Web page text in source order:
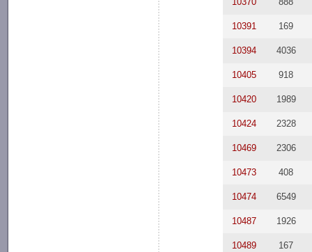
10391 169
10394 4036
10405 918
10420 1989
10424 2328
10469 2306
10473 408
10474 6549
10487 1926
10489 167